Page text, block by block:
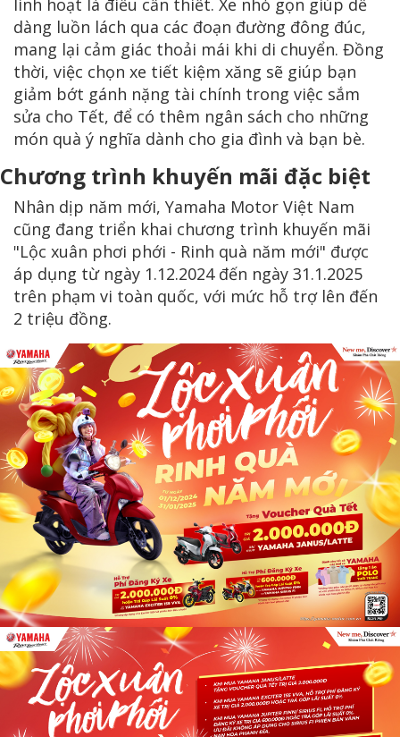
dàng luồn lách qua các đoạn đường đông đúc,
mang lại cảm giác thoải mái khi di chuyển. Đồng
thời, việc chọn xe tiết kiệm xăng sẽ giúp bạn
giảm bớt gánh nặng tài chính trong việc sắm
sửa cho Tết, để có thêm ngân sách cho những
món quà ý nghĩa dành cho gia đình và bạn bè.
Chương trình khuyến mãi đặc biệt
Nhân dịp năm mới, Yamaha Motor Việt Nam
cũng đang triển khai chương trình khuyến mãi
"Lộc xuân phơi phới - Rinh quà năm mới" được
áp dụng từ ngày 1.12.2024 đến ngày 31.1.2025
trên phạm vi toàn quốc, với mức hỗ trợ lên đến
2 triệu đồng.